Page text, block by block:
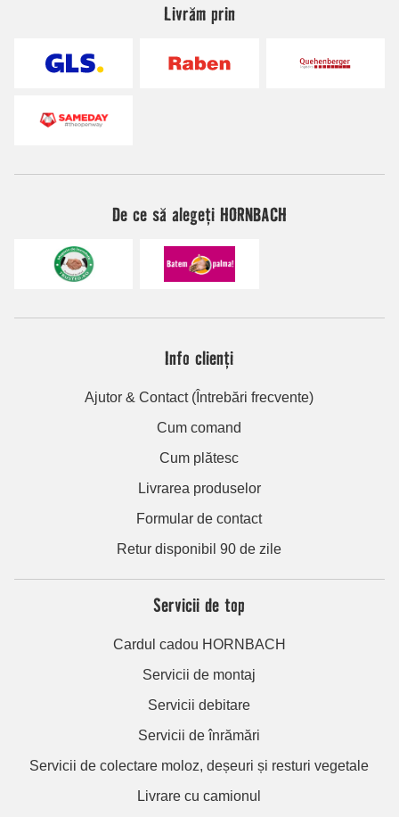
Livrăm prin
De ce să alegeți HORNBACH
Info clienți
Ajutor & Contact (Întrebări frecvente)
Cum comand
Cum plătesc
Livrarea produselor
Formular de contact
Retur disponibil 90 de zile
Servicii de top
Cardul cadou HORNBACH
Servicii de montaj
Servicii debitare
Servicii de înrămări
Servicii de colectare moloz, deșeuri și resturi vegetale
Livrare cu camionul